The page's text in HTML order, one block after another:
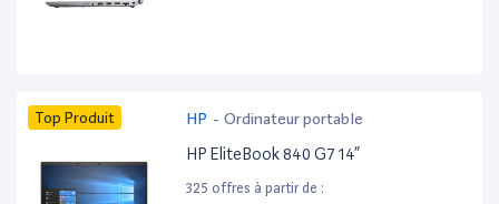
Top Produit HP - Ordinateur portable
HP EliteBook 840 G7 14”
325 offres à partir de :